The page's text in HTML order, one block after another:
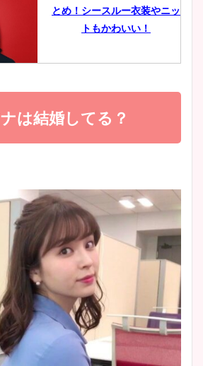
豊島実季アナのカップ画像ま
とめ！美脚や水着姿に年齢も
宇賀神メグアナのニット画像
池谷実悠アナのメガネ画像が
かわいい！カップや水着姿も
まとめた！
とめ！シースルー衣装やニッ
トもかわいい！
小室瑛莉子のカップ画像まと
め！足が美脚でニット衣装も
かわいい！
清水麻椰アナのかわいい画
像！身長やカップ、同期や
wikiプロフもチェック！
大家彩香アナのかわいいカッ
プ画像まとめ！同期や実家に
wikiプロフも！
は結婚してる？